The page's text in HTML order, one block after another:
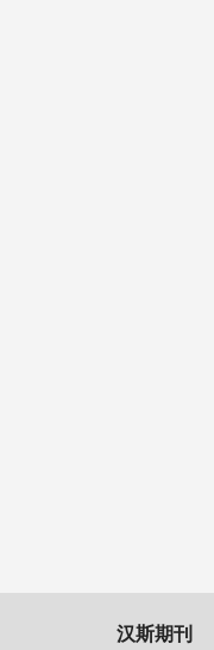
汉斯期刊